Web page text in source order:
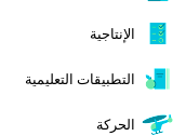
الإنتاجية
التطبيقات التعليمية
الحركة